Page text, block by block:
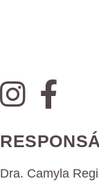
Dra. Camyla